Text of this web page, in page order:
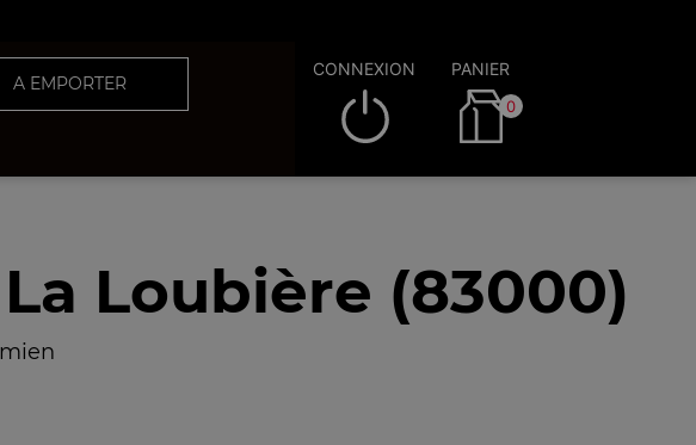
A EMPORTER
CONNEXION PANIER
0
Loubière (83000)